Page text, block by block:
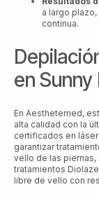
a largo
continua.
en Sunny
En Aesthetemed,
alta calidad con la
certificados en
garantizar
vello de las piernas,
tratamientos
libre de vello con